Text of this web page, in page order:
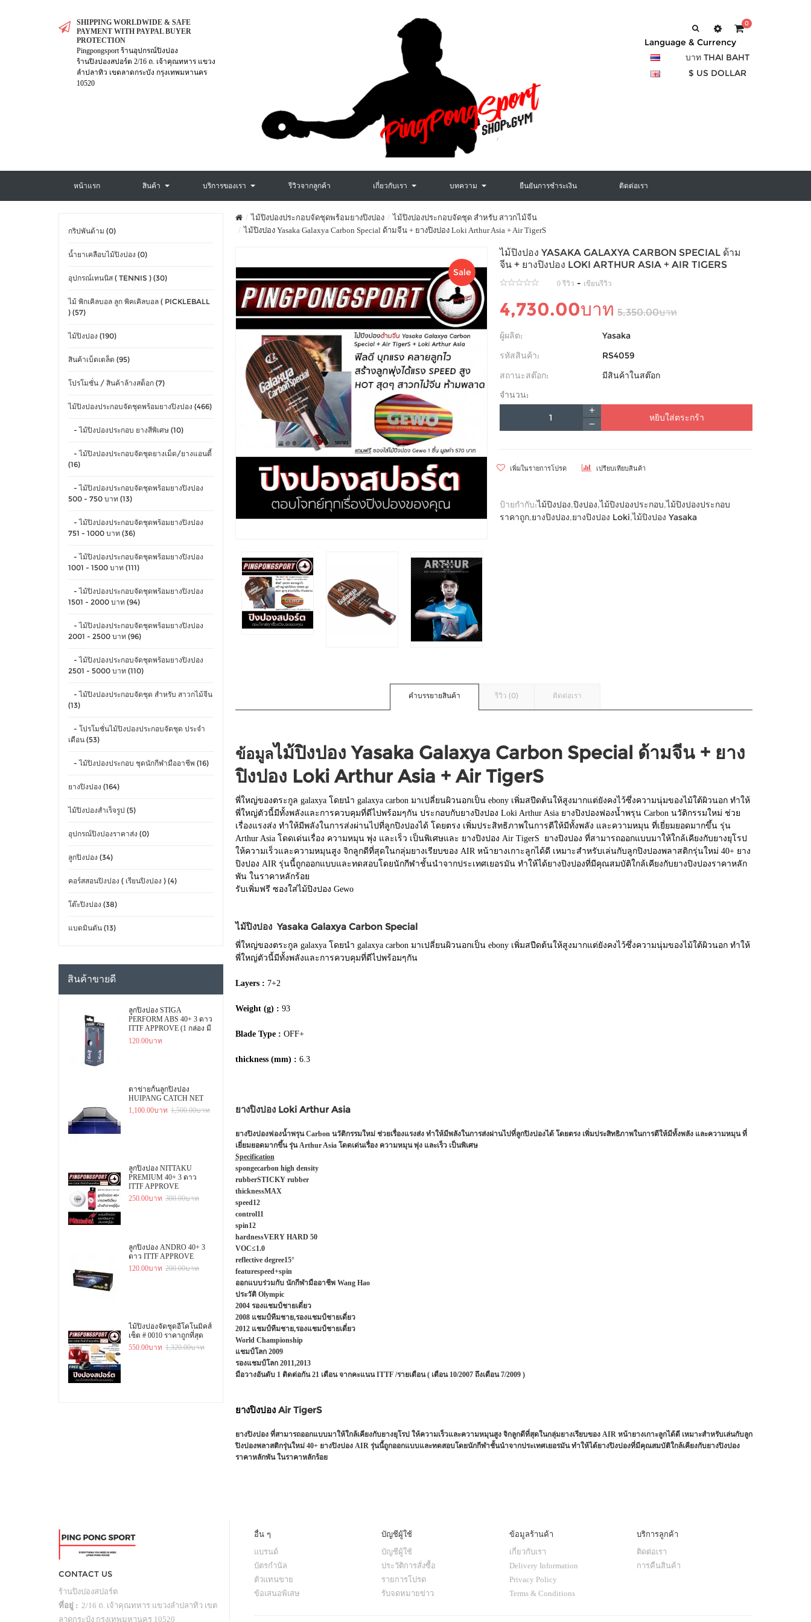
SHIPPING WORLDWIDE & SAFE
PAYMENT WITH PAYPAL BUYER
PROTECTION
Pingpongsport ร้านอุปกรณ์ปิงปอง
ร้านปิงปองสปอร์ต 2/16 ถ. เจ้าคุณทหาร แขวง
ลำปลาทิว เขตลาดกระบัง กรุงเทพมหานคร
10520
0
Language & Currency
บาท THAI BAHT
$ US DOLLAR
หน้าแรก สินค้า บริการของเรา รีวิวจากลูกค้า เกี่ยวกับเรา บทความ ยืนยันการชำระเงิน ติดต่อเรา
กริปพันด้าม (0)
น้ำยาเคลือบไม้ปิงปอง (0)
อุปกรณ์เทนนิส ( TENNIS ) (30)
ไม้ พิกเคิลบอล ลูก พิคเคิลบอล ( PICKLEBALL
) (57)
ไม้ปิงปอง (190)
สินค้าเบ็ดเตล็ด (95)
โปรโมชั่น / สินค้าล้างสต็อก (7)
ไม้ปิงปองประกอบจัดชุดพร้อมยางปิงปอง (466)
- ไม้ปิงปองประกอบ ยางสีพิเศษ (10)
- ไม้ปิงปองประกอบจัดชุดยางเม็ด/ยางแอนตี้
(16)
- ไม้ปิงปองประกอบจัดชุดพร้อมยางปิงปอง
500 - 750 บาท (13)
- ไม้ปิงปองประกอบจัดชุดพร้อมยางปิงปอง
751 - 1000 บาท (36)
- ไม้ปิงปองประกอบจัดชุดพร้อมยางปิงปอง
1001 - 1500 บาท (111)
- ไม้ปิงปองประกอบจัดชุดพร้อมยางปิงปอง
1501 - 2000 บาท (94)
- ไม้ปิงปองประกอบจัดชุดพร้อมยางปิงปอง
2001 - 2500 บาท (96)
- ไม้ปิงปองประกอบจัดชุดพร้อมยางปิงปอง
2501 - 5000 บาท (110)
- ไม้ปิงปองประกอบจัดชุด สำหรับ สาวกไม้จีน
(13)
- โปรโมชั่นไม้ปิงปองประกอบจัดชุด ประจำ
เดือน (53)
- ไม้ปิงปองประกอบ ชุดนักกีฬามืออาชีพ (16)
ยางปิงปอง (164)
ไม้ปิงปองสำเร็จรูป (5)
อุปกรณ์ปิงปองราคาส่ง (0)
ลูกปิงปอง (34)
คอร์สสอนปิงปอง ( เรียนปิงปอง ) (4)
โต๊ะปิงปอง (38)
แบดมินตัน (13)
สินค้าขายดี
ลูกปิงปอง STIGA
PERFORM ABS 40+ 3 ดาว
ITTF APPROVE (1 กล่อง มี
3 ลูก)
120.00บาท
ตาข่ายกั้นลูกปิงปอง
HUIPANG CATCH NET
1,100.00บาท 1,500.00บาท
ลูกปิงปอง NITTAKU
PREMIUM 40+ 3 ดาว
ITTF APPROVE
250.00บาท 300.00บาท
ลูกปิงปอง ANDRO 40+ 3
ดาว ITTF APPROVE
120.00บาท 200.00บาท
ไม้ปิงปองจัดชุดอีโคโนมิคส์
เซ็ต # 0010 ราคาถูกที่สุด
550.00บาท 1,320.00บาท
ไม้ปิงปองประกอบจัดชุดพร้อมยางปิงปอง
ไม้ปิงปองประกอบจัดชุด สำหรับ สาวกไม้จีน
ไม้ปิงปอง Yasaka Galaxya Carbon Special ด้ามจีน + ยางปิงปอง Loki Arthur Asia + Air TigerS
Sale
ไม้ปิงปอง YASAKA GALAXYA CARBON SPECIAL ด้าม
จีน + ยางปิงปอง LOKI ARTHUR ASIA + AIR TIGERS
0 รีวิว - เขียนรีวิว
4,730.00บาท 5,350.00บาท
ผู้ผลิต:
Yasaka
รหัสสินค้า:
RS4059
สถานะสต๊อก:
มีสินค้าในสต๊อก
จำนวน:
หยิบใส่ตระกร้า
เพิ่มในรายการโปรด เปรียบเทียบสินค้า
ป้ายกำกับ:ไม้ปิงปอง,ปิงปอง,ไม้ปิงปองประกอบ,ไม้ปิงปองประกอบ
ราคาถูก,ยางปิงปอง,ยางปิงปอง Loki,ไม้ปิงปอง Yasaka
คำบรรยายสินค้า รีวิว (0) ติดต่อเรา
ข้อมูลไม้ปิงปอง Yasaka Galaxya Carbon Special ด้ามจีน + ยาง
ปิงปอง Loki Arthur Asia + Air TigerS
พี่ใหญ่ของตระกูล galaxya โดยนำ galaxya carbon มาเปลี่ยนผิวนอกเป็น ebony เพิ่มสปีดต้นให้สูงมากแต่ยังคงไว้ซึ่งความนุ่มของไม้ใต้ผิวนอก ทำให้
พี่ใหญ่ตัวนี้มีทั้งพลังและการควบคุมที่ดีไปพร้อมๆกัน ประกอบกับยางปิงปอง Loki Arthur Asia ยางปิงปองฟองน้ำพรุน Carbon นวัติกรรมใหม่ ช่วย
เรื่องแรงส่ง ทำให้มีพลังในการส่งผ่านไปที่ลูกปิงปองได้ โดยตรง เพิ่มประสิทธิภาพในการตีให้มีทั้งพลัง และความหมุน ที่เยี่ยมยอดมากขึ้น รุ่น
Arthur Asia โดดเด่นเรื่อง ความหมุน พุ่ง และเร็ว เป็นพิเศษและ ยางปิงปอง Air TigerS ยางปิงปอง ที่สามารถออกแบบมาให้ใกล้เคียงกับยางยุโรป
ให้ความเร็วและความหมุนสูง จิกลูกดีที่สุดในกลุ่มยางเรียบของ AIR หน้ายางเกาะลูกได้ดี เหมาะสำหรับเล่นกับลูกปิงปองพลาสติกรุ่นใหม่ 40+ ยาง
ปิงปอง AIR รุ่นนี้ถูกออกแบบและทดสอบโดยนักกีฬาชั้นนำจากประเทศเยอรมัน ทำให้ได้ยางปิงปองที่มีคุณสมบัติใกล้เคียงกับยางปิงปองราคาหลัก
พัน ในราคาหลักร้อย
รับเพิ่มฟรี ซองใส่ไม้ปิงปอง Gewo
ไม้ปิงปอง Yasaka Galaxya Carbon Special
พี่ใหญ่ของตระกูล galaxya โดยนำ galaxya carbon มาเปลี่ยนผิวนอกเป็น ebony เพิ่มสปีดต้นให้สูงมากแต่ยังคงไว้ซึ่งความนุ่มของไม้ใต้ผิวนอก ทำให้
พี่ใหญ่ตัวนี้มีทั้งพลังและการควบคุมที่ดีไปพร้อมๆกัน
Layers : 7+2
Weight (g) : 93
Blade Type : OFF+
thickness (mm) : 6.3
ยางปิงปอง Loki Arthur Asia
ยางปิงปองฟองน้ำพรุน Carbon นวัติกรรมใหม่ ช่วยเรื่องแรงส่ง ทำให้มีพลังในการส่งผ่านไปที่ลูกปิงปองได้ โดยตรง เพิ่มประสิทธิภาพในการตีให้มีทั้งพลัง และความหมุน ที่
เยี่ยมยอดมากขึ้น รุ่น Arthur Asia โดดเด่นเรื่อง ความหมุน พุ่ง และเร็ว เป็นพิเศษ
Specification
spongecarbon high density
rubberSTICKY rubber
thicknessMAX
speed12
control11
spin12
hardnessVERY HARD 50
VOC≤1.0
reflective degree15°
featurespeed+spin
ออกแบบร่วมกับ นักกีฬามืออาชีพ Wang Hao
ประวัติ Olympic
2004 รองแชมป์ชายเดี่ยว
2008 แชมป์ทีมชาย,รองแชมป์ชายเดี่ยว
2012 แชมป์ทีมชาย,รองแชมป์ชายเดี่ยว
World Championship
แชมป์โลก 2009
รองแชมป์โลก 2011,2013
มือวางอันดับ 1 ติดต่อกัน 21 เดือน จากคะแนน ITTF /รายเดือน ( เดือน 10/2007 ถึงเดือน 7/2009 )
ยางปิงปอง Air TigerS
ยางปิงปอง ที่สามารถออกแบบมาให้ใกล้เคียงกับยางยุโรป ให้ความเร็วและความหมุนสูง จิกลูกดีที่สุดในกลุ่มยางเรียบของ AIR หน้ายางเกาะลูกได้ดี เหมาะสำหรับเล่นกับลูก
ปิงปองพลาสติกรุ่นใหม่ 40+ ยางปิงปอง AIR รุ่นนี้ถูกออกแบบและทดสอบโดยนักกีฬาชั้นนำจากประเทศเยอรมัน ทำให้ได้ยางปิงปองที่มีคุณสมบัติใกล้เคียงกับยางปิงปอง
ราคาหลักพัน ในราคาหลักร้อย
CONTACT US
ร้านปิงปองสปอร์ต
ที่อยู่ : 2/16 ถ. เจ้าคุณทหาร แขวงลำปลาทิว เขต
ลาดกระบัง กรุงเทพมหานคร 10520
อื่น ๆ
แบรนด์
บัตรกำนัล
ตัวแทนขาย
ข้อเสนอพิเสษ
บัญชีผู้ใช้
บัญชีผู้ใช้
ประวัติการสั่งซื้อ
รายการโปรด
รับจดหมายข่าว
ข้อมูลร้านค้า
เกี่ยวกับเรา
Delivery Information
Privacy Policy
Terms & Conditions
บริการลูกค้า
ติดต่อเรา
การคืนสินค้า